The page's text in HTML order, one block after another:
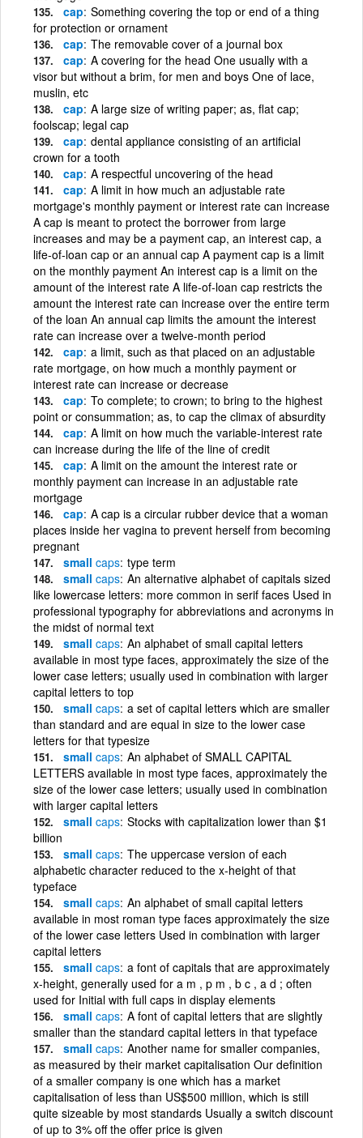
cap Something covering the top or end of a thing
for protection or ornament
cap The removable cover of a journal box
cap A covering for the head One usually with a
visor but without a brim, for men and boys One of lace,
muslin, etc
cap A large size of writing paper; as, flat cap;
foolscap; legal cap
cap dental appliance consisting of an artificial
crown for a tooth
cap A respectful uncovering of the head
cap A limit in how much an adjustable rate
mortgage's monthly payment or interest rate can increase
A cap is meant to protect the borrower from large
increases and may be a payment cap, an interest cap, a
life-of-loan cap or an annual cap A payment cap is a limit
on the monthly payment An interest cap is a limit on the
amount of the interest rate A life-of-loan cap restricts the
amount the interest rate can increase over the entire term
of the loan An annual cap limits the amount the interest
rate can increase over a twelve-month period
cap a limit, such as that placed on an adjustable
rate mortgage, on how much a monthly payment or
interest rate can increase or decrease
cap To complete; to crown; to bring to the highest
point or consummation; as, to cap the climax of absurdity
cap A limit on how much the variable-interest rate
can increase during the life of the line of credit
cap A limit on the amount the interest rate or
monthly payment can increase in an adjustable rate
mortgage
cap A cap is a circular rubber device that a woman
places inside her vagina to prevent herself from becoming
pregnant
small caps type term
small caps An alternative alphabet of capitals sized
like lowercase letters: more common in serif faces Used in
professional typography for abbreviations and acronyms in
the midst of normal text
small caps An alphabet of small capital letters
available in most type faces, approximately the size of the
lower case letters; usually used in combination with larger
capital letters to top
small caps a set of capital letters which are smaller
than standard and are equal in size to the lower case
letters for that typesize
small caps An alphabet of SMALL CAPITAL
LETTERS available in most type faces, approximately the
size of the lower case letters; usually used in combination
with larger capital letters
small caps Stocks with capitalization lower than $1
billion
small caps The uppercase version of each
alphabetic character reduced to the x-height of that
typeface
small caps An alphabet of small capital letters
available in most roman type faces approximately the size
of the lower case letters Used in combination with larger
capital letters
small caps a font of capitals that are approximately
x-height, generally used for a m , p m , b c , a d ; often
used for Initial with full caps in display elements
small caps A font of capital letters that are slightly
smaller than the standard capital letters in that typeface
small caps Another name for smaller companies,
as measured by their market capitalisation Our definition
of a smaller company is one which has a market
capitalisation of less than US$500 million, which is still
quite sizeable by most standards Usually a switch discount
of up to 3% off the offer price is given